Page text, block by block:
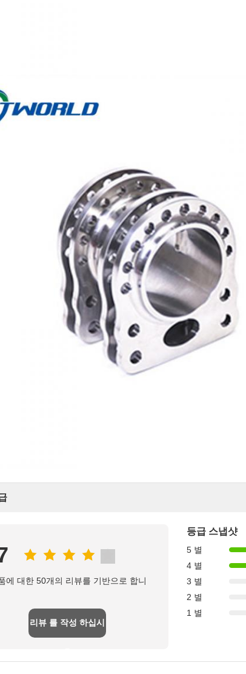
에 대한 50개의 리뷰를 기반으로 합니
리뷰 를 작성 하십시
등급 스냅샷
5 별
4 별
3 별
2 별
1 별